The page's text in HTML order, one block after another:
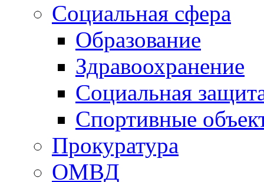
Социальная сфера
Образование
Здравоохранение
Социальная
Спортивные
Прокуратура
ОМВД